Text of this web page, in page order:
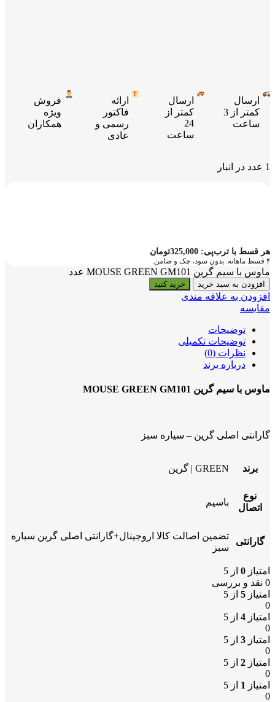
ارسال
کمتر از 3
ساعت
ارسال
کمتر از
24
ساعت
ارائه
فاکتور
رسمی و
عادی
فروش
ویژه
همکاران
1 عدد در انبار
هر قسط با ترب‌پی: 325,000تومان
۴ قسط ماهانه. بدون سود، چک و ضامن.
ماوس با سیم گرین MOUSE GREEN GM101 عدد
افزودن به سبد خرید خرید کنید
افزودن به علاقه مندی
مقایسه
توضیحات
توضیحات تکمیلی
نظرات (0)
درباره برند
ماوس با سیم گرین MOUSE GREEN GM101
گارانتی اصلی گرین – سیاره سبز
برند GREEN | گرین
نوع
اتصال
باسیم
گارانتی
تضمین اصالت کالا اروجینال+گارانتی اصلی گرین سیاره
سبز
امتیاز 0 از 5
0 نقد و بررسی
امتیاز 5 از 5
0
امتیاز 4 از 5
0
امتیاز 3 از 5
0
امتیاز 2 از 5
0
امتیاز 1 از 5
0